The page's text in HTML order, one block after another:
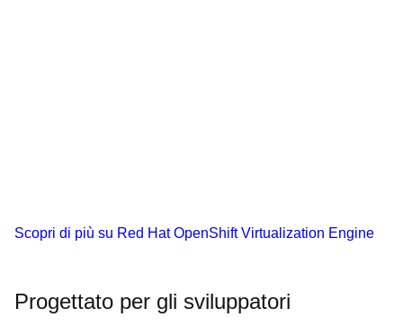
Scopri di più su Red Hat OpenShift Virtualization Engine
Progettato per gli sviluppatori